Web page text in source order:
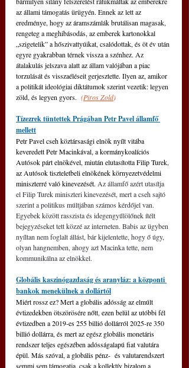
az állami támogatás ürügyén. Ennek az lett az
eredménye, hogy az áramszámlák brutálisan magasak,
rengeteg a meghibásodás, az emberek kartonokkal
„szigetelik” a hőszivattyúikat, csalódottak, és öt év után
egyre gyakrabban térnek vissza a szénhez. Az
átalakulás jelszava alatt az állam valójában a piac
torzulását és visszaéléseit gerjesztette. Ilyen az, amikor
a politikát ideológiai diktátumok szerint vezetik: legyen
zöld, és legyen gyors. (Piros Zold)
Tízezrek tüntettek Prágában Petr Pavel államfő
mellett
Petr Pavel cseh köztársasági elnök nyílt vitába
keveredett Petr Macinkával, a kormánykoalíciós
Autósok párt elnökével, miután elutasította Filip Turek,
az Autósok tiszteletbeli elnökének környezetvédelmi
miniszterré való kinevezését. Az államfő azért utasítja
el Filip Turek miniszteri kinevezését, mert a cseh sajtó
szerint a politikus múltjában számos kérdőjel van.
Egyebek között rasszista és idegengyűlölőnek ítélt
bejegyzéseket tett közzé az interneten. Babis az ügyben
nyíltan nem foglalt állást, bár kijelentette, hogy ő úgy,
olyan hangnemben, ahogy azt Macinka tette, nem
kommunikálna az elnökkel.
Globális kaszinógazdaság és aranyláz: a központi
bankok menekülnek a dollártól
Miért rossz ez? Mert a globális adósság az elmúlt
évtizedekben ötszörösére nőtt, ezen belül az utóbbi fél
évtizedben a 2019-es 255 billió dollárról 2025-re 350
billió dollárra, és mert az egész globális monetáris
rendszer teljes egészében adósságalapú fiat valutára
épül. Más szóval, a globális pénz-  és valutarendszert
semmi sem támogatja, csak a kollektív bizalom a